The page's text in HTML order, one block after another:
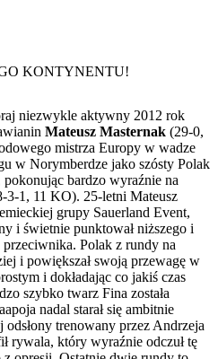
KONTYNENTU!
niezwykle aktywny 2012 rok
Mateusz Masternak (29-0,
mistrza Europy w wadze
w Norymberdze jako szósty Polak
bardzo wyraźnie na
3-1, 11 KO). 25-letni Mateusz
grupy Sauerland Event,
i świetnie punktował niższego i
przeciwnika. Polak z rundy na
i powiększał swoją przewagę w
i dokładając co jakiś czas
szybko twarz Fina została
nadal starał się ambitnie
trenowany przez Andrzeja
rywala, który wyraźnie odczuł tę